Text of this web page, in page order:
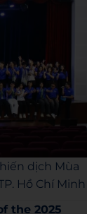
dịch Mùa
Hồ Chí Minh
the 2025